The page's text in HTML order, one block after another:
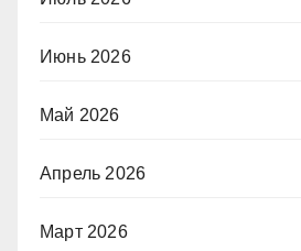
Июнь 2026
Май 2026
Апрель 2026
Март 2026